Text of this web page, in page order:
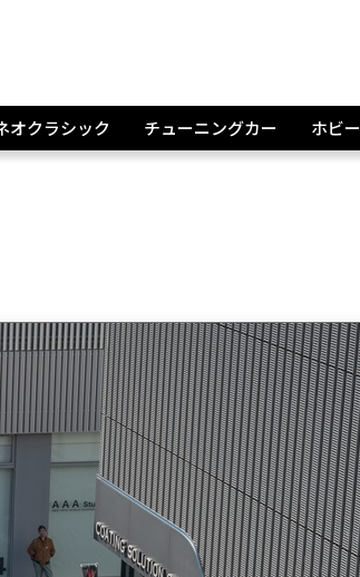
オクラシック チューニングカー ホビー